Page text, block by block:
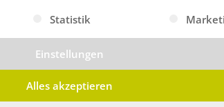
Gruppen, für die eine Einwilligung
Statistik
Einstellungen
Alles akzeptieren